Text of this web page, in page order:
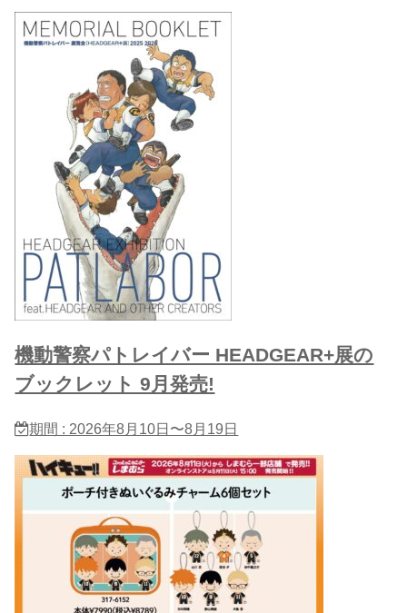
機動警察パトレイバー HEADGEAR+展の
ブックレット 9月発売!
期間 : 2026年8月10日〜8月19日